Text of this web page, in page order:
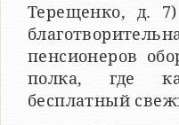
Терещенко, д.
пенсионеров
полка, где
бесплатный